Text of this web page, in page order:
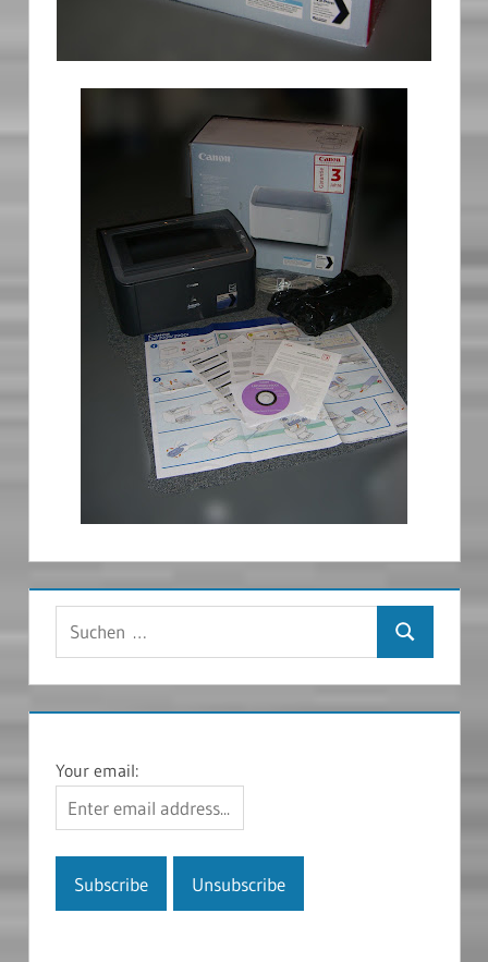
Suchen
Your email: